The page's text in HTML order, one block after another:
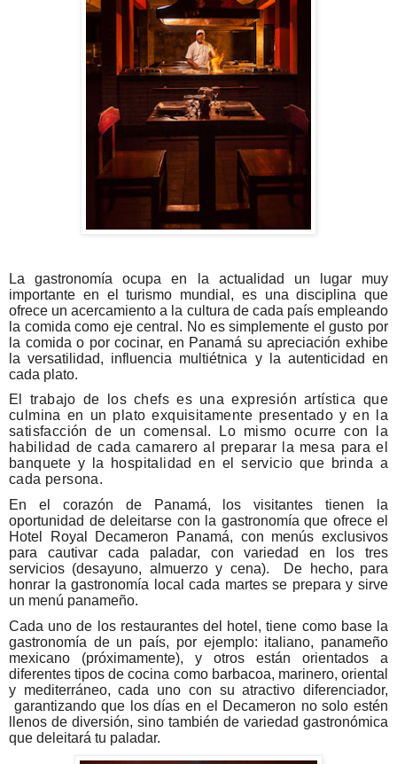
La gastronomía ocupa en la actualidad un lugar muy
importante en el turismo mundial, es una disciplina que
ofrece un acercamiento a la cultura de cada país empleando
la comida como eje central. No es simplemente el gusto por
la comida o por cocinar, en Panamá su apreciación exhibe
la versatilidad, influencia multiétnica y la autenticidad en
cada plato.
El trabajo de los chefs es una expresión artística que
culmina en un plato exquisitamente presentado y en la
satisfacción de un comensal. Lo mismo ocurre con la
habilidad de cada camarero al preparar la mesa para el
banquete y la hospitalidad en el servicio que brinda a
cada persona.
En el corazón de Panamá, los visitantes tienen la
oportunidad de deleitarse con la gastronomía que ofrece el
Hotel Royal Decameron Panamá, con menús exclusivos
para cautivar cada paladar, con variedad en los tres
servicios (desayuno, almuerzo y cena).
De hecho, para
honrar la gastronomía local cada martes se prepara y sirve
un menú panameño.
Cada uno de los restaurantes del hotel, tiene como base la
gastronomía de un país, por ejemplo: italiano, panameño
mexicano (próximamente), y otros están orientados a
diferentes tipos de cocina como barbacoa, marinero, oriental
y mediterráneo, cada uno con su atractivo diferenciador,
garantizando que los días en el Decameron no solo estén
llenos de diversión, sino también de variedad gastronómica
que deleitará tu paladar.